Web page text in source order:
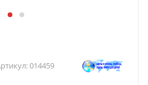
014459